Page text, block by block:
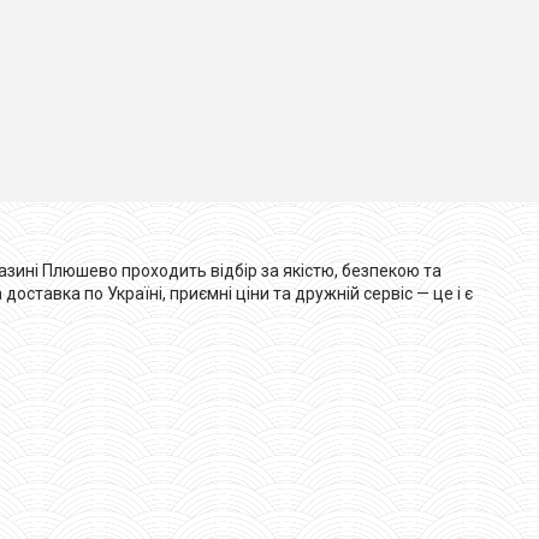
Плюшево проходить відбір за якістю, безпекою та
по Україні, приємні ціни та дружній сервіс — це і є